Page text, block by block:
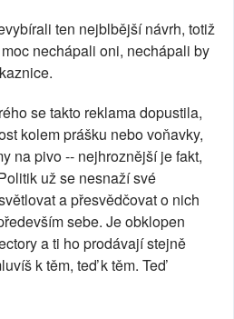
ten nejblbější návrh, totiž
nechápali oni, nechápali by
se takto reklama dopustila,
kolem prášku nebo voňavky,
na pivo -- nejhroznější je fakt,
už se nesnaží své
a přesvědčovat o nich
sebe. Je obklopen
a ti ho prodávají stejně
k těm, teď k těm. Teď